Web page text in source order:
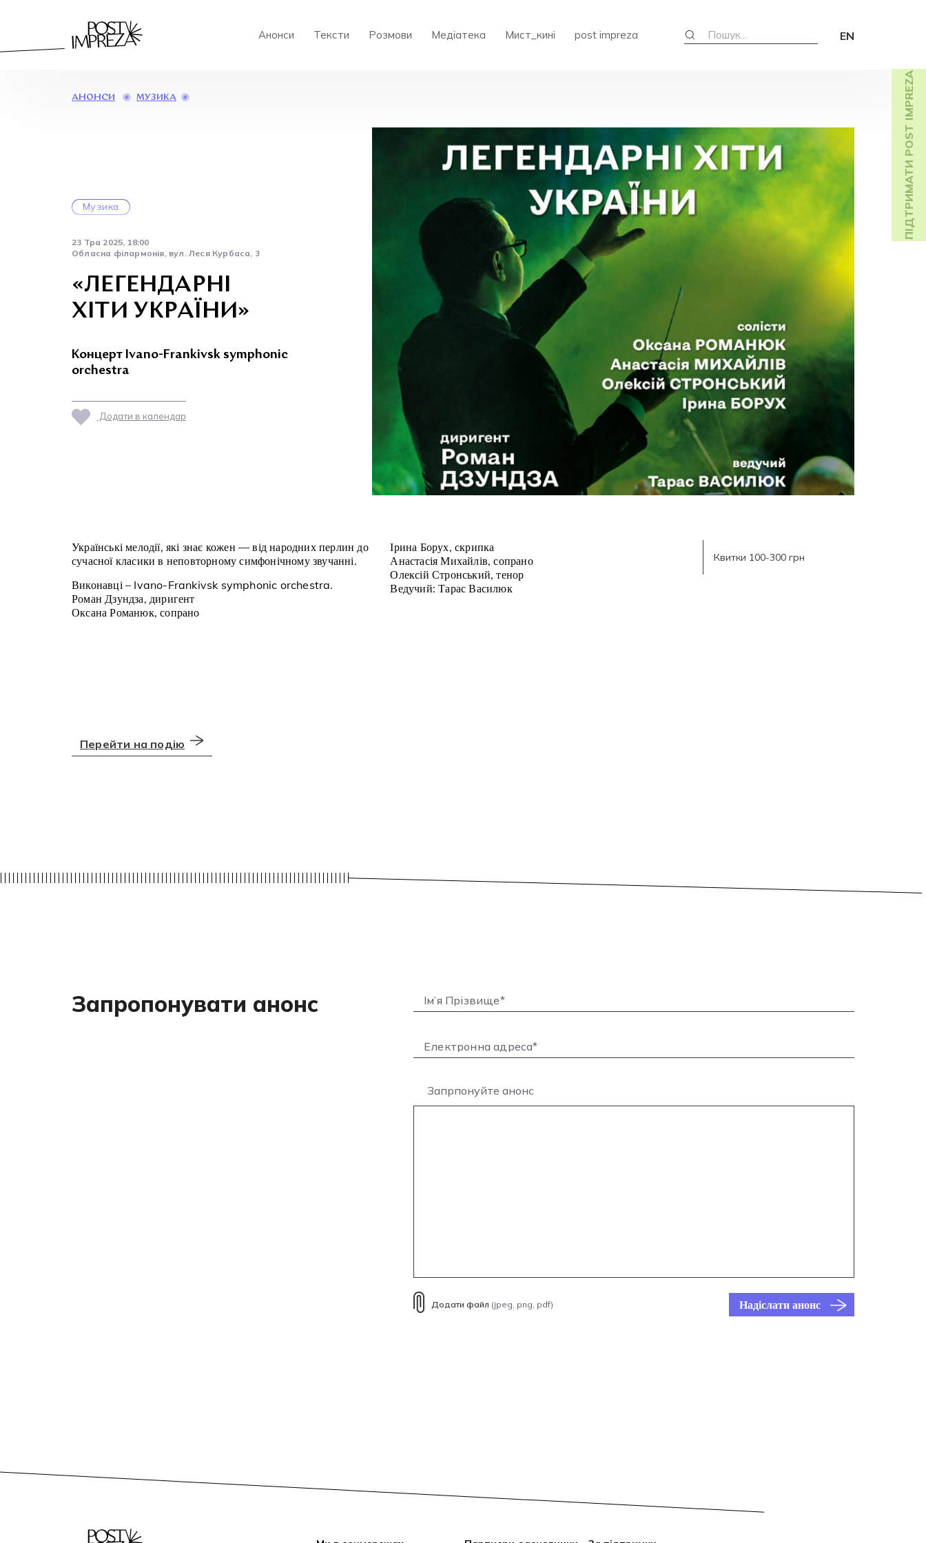
Анонси Тексти Розмови Медіатека Мист_кині post impreza EN
ПІДТРИМАТИ POST IMPREZA
АНОНСИ МУЗИКА
Музика
23 Тра 2025, 18:00
Обласна філармонія, вул. Леся Курбаса, 3
«ЛЕГЕНДАРНІ
ХІТИ УКРАЇНИ»
Концерт Ivano-Frankivsk symphonic
orchestra
Додати в календар
Українські мелодії, які знає кожен — від народних перлин до
сучасної класики в неповторному симфонічному звучанні.
Виконавці – Ivano-Frankivsk symphonic orchestra.
Роман Дзундза, диригент
Оксана Романюк, сопрано
Ірина Борух, скрипка
Анастасія Михайлів, сопрано
Олексій Стронський, тенор
Ведучий: Тарас Василюк
Квитки 100-300 грн
Перейти на подію
Запропонувати анонс
Запрпонуйте анонс
Додати файл (jpeg, png, pdf) Надіслати анонс